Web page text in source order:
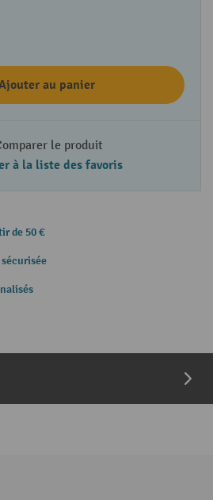
au panier
le produit
à la liste des favoris
de 50 €